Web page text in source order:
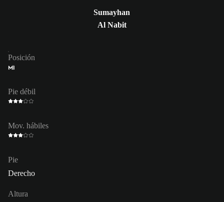
Sumayhan
Al Nabit
Posición
MI
Pie débil
Mov. hábiles
Pie
Derecho
Altura